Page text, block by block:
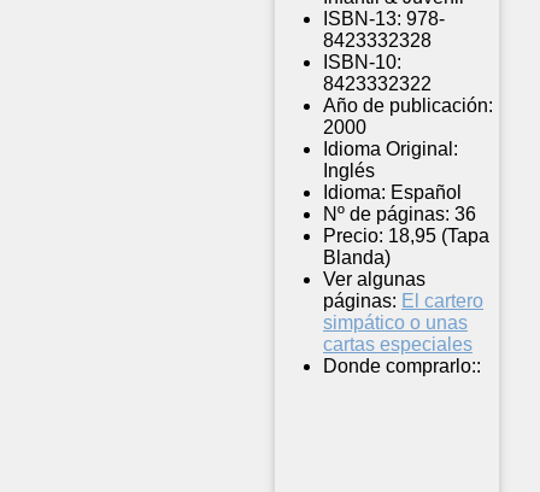
ISBN-13: 978-
8423332328
ISBN-10:
8423332322
Año de publicación:
2000
Idioma Original:
Inglés
Idioma: Español
Nº de páginas: 36
Precio: 18,95 (Tapa
Blanda)
Ver algunas
páginas: El cartero
simpático o unas
cartas especiales
Donde comprarlo::